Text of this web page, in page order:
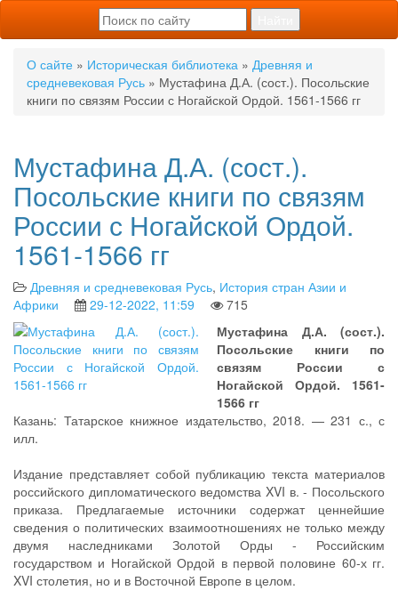
О сайте » Историческая библиотека » Древняя и
средневековая Русь » Мустафина Д.А. (сост.). Посольские
книги по связям России с Ногайской Ордой. 1561-1566 гг
Мустафина Д.А. (сост.).
Посольские книги по связям
России с Ногайской Ордой.
1561-1566 гг
Древняя и средневековая Русь, История стран Азии и
Африки
29-12-2022, 11:59
715
Мустафина Д.А. (сост.).
Посольские книги по
связям России с
Ногайской Ордой. 1561-
1566 гг
Казань: Татарское книжное издательство, 2018. — 231 с., с
илл.
Издание представляет собой публикацию текста материалов
российского дипломатического ведомства XVI в. - Посольского
приказа. Предлагаемые источники содержат ценнейшие
сведения о политических взаимоотношениях не только между
двумя наследниками Золотой Орды - Российским
государством и Ногайской Ордой в первой половине 60-х гг.
XVI столетия, но и в Восточной Европе в целом.